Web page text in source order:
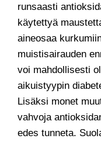
runsaasti
käytettyä
aineosaa
muistisairauden
voi mahdollisesti
aikuistyypin
Lisäksi monet
vahvoja
edes tunneta.